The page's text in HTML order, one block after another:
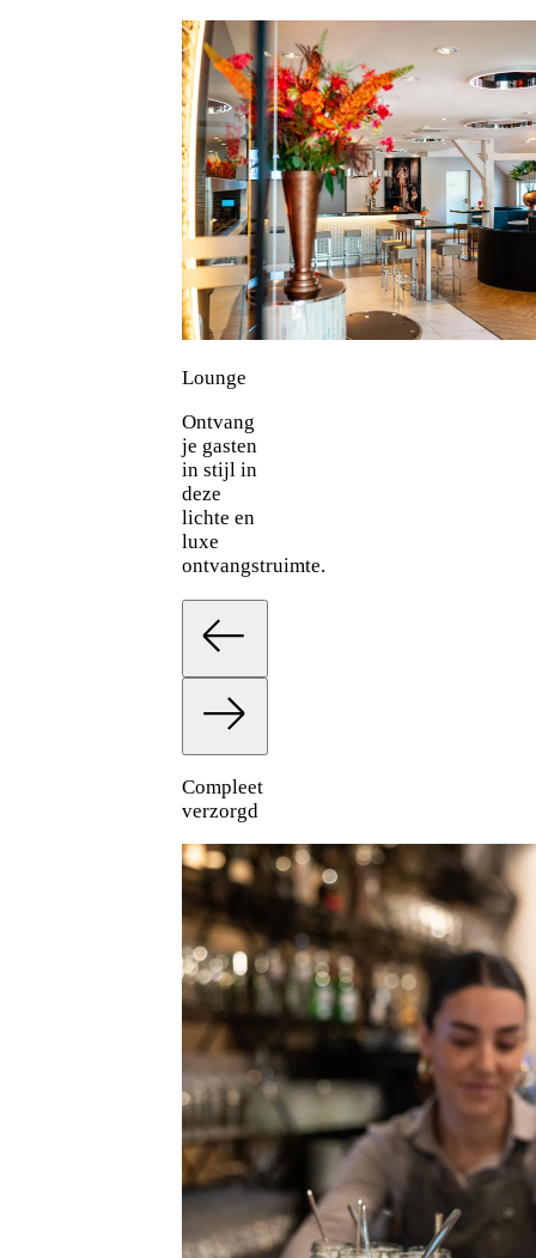
Lounge
Ontvang
je gasten
in stijl in
deze
lichte en
luxe
ontvangstruimte.
Compleet
verzorgd